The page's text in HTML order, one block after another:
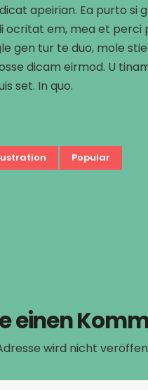
apeirian. Ea purto
ocritat em, mea et perci
gen tur te duo, mole
dicam eirmod. U
set. In quo.
Popular
einen
wird nicht